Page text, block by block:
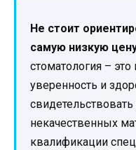
Не стоит
самую низкую
стоматология –
уверенность и
некачественных
квалификации